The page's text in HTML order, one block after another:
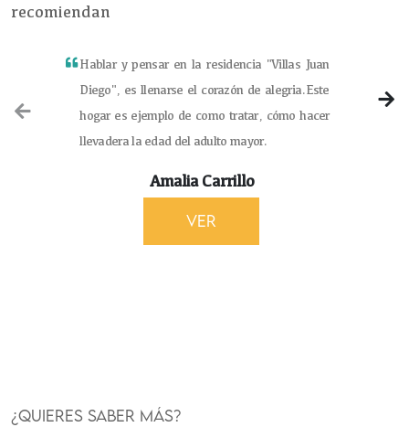
recomiendan
Hablar y pensar en la residencia "Villas Juan
Diego", es llenarse el corazón de alegria.Este
hogar es ejemplo de como tratar, cómo hacer
llevadera la edad del adulto mayor.
Amalia Carrillo
Ver
¿QUIERES SABER MÁS?